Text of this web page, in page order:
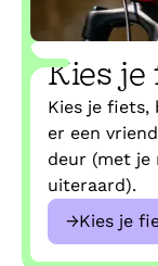
Kies je
Kies je fiets,
er een
deur (met je
uiteraard).
→Kies je